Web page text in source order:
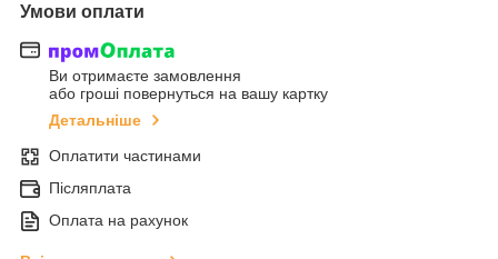
Умови оплати
Ви отримаєте замовлення
або гроші повернуться на вашу картку
Детальніше
Оплатити частинами
Післяплата
Оплата на рахунок